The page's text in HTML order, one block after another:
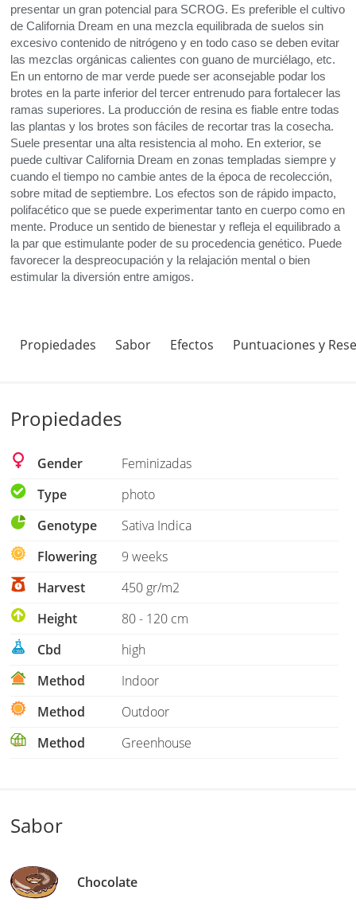
presentar un gran potencial para SCROG. Es preferible el cultivo
de California Dream en una mezcla equilibrada de suelos sin
excesivo contenido de nitrógeno y en todo caso se deben evitar
las mezclas orgánicas calientes con guano de murciélago, etc.
En un entorno de mar verde puede ser aconsejable podar los
brotes en la parte inferior del tercer entrenudo para fortalecer las
ramas superiores. La producción de resina es fiable entre todas
las plantas y los brotes son fáciles de recortar tras la cosecha.
Suele presentar una alta resistencia al moho. En exterior, se
puede cultivar California Dream en zonas templadas siempre y
cuando el tiempo no cambie antes de la época de recolección,
sobre mitad de septiembre. Los efectos son de rápido impacto,
polifacético que se puede experimentar tanto en cuerpo como en
mente. Produce un sentido de bienestar y refleja el equilibrado a
la par que estimulante poder de su procedencia genético. Puede
favorecer la despreocupación y la relajación mental o bien
estimular la diversión entre amigos.
Propiedades Sabor Efectos Puntuaciones y
Propiedades
Gender
Feminizadas
Type
photo
Genotype
Sativa Indica
Flowering
9 weeks
Harvest
450 gr/m2
Height
80 - 120 cm
Cbd
high
Method
Indoor
Method
Outdoor
Method
Greenhouse
Sabor
Chocolate